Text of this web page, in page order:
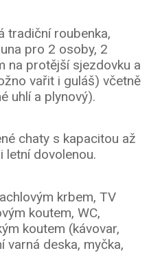
tradiční roubenka,
pro 2 osoby, 2
na protější sjezdovku a
vařit i guláš) včetně
uhlí a plynový).
chaty s kapacitou až
letní dovolenou.
krbem, TV
koutem, WC,
koutem (kávovar,
varná deska, myčka,